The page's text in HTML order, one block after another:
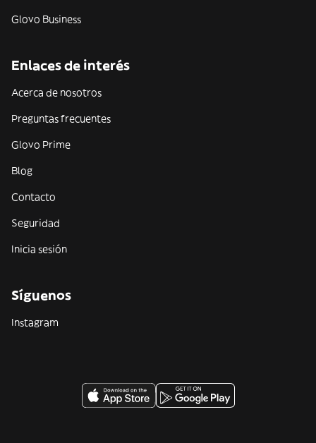
Glovo Business
Enlaces de interés
Acerca de nosotros
Preguntas frecuentes
Glovo Prime
Blog
Contacto
Seguridad
Inicia sesión
Síguenos
Instagram